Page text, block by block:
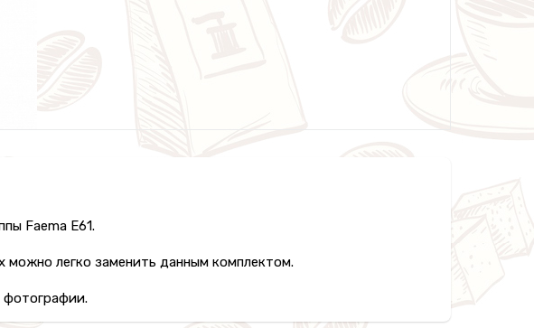
Faema E61.
можно легко заменить данным комплектом.
фотографии.